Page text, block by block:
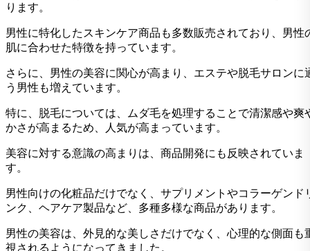
ります。
男性に特化したスキンケア商品も多数販売されており、男性
肌に合わせた特徴を持っています。
さらに、男性の美容に関心が高まり、エステや脱毛サロンに
う男性も増えています。
特に、脱毛については、ムダ毛を処理することで清潔感や爽
かさが高まるため、人気が高まっています。
美容に対する意識の高まりは、商品開発にも反映されていま
す。
男性向けの化粧品だけでなく、サプリメントやコラーゲンド
ンク、ヘアケア製品など、多種多様な商品があります。
男性の美容は、外見的な美しさだけでなく、心理的な側面も
視されるようになってきました。